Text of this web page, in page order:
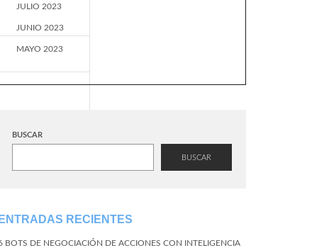
JULIO 2023
JUNIO 2023
MAYO 2023
BUSCAR
BUSCAR
ENTRADAS RECIENTES
BOTS DE NEGOCIACIÓN DE ACCIONES CON INTELIGENCIA